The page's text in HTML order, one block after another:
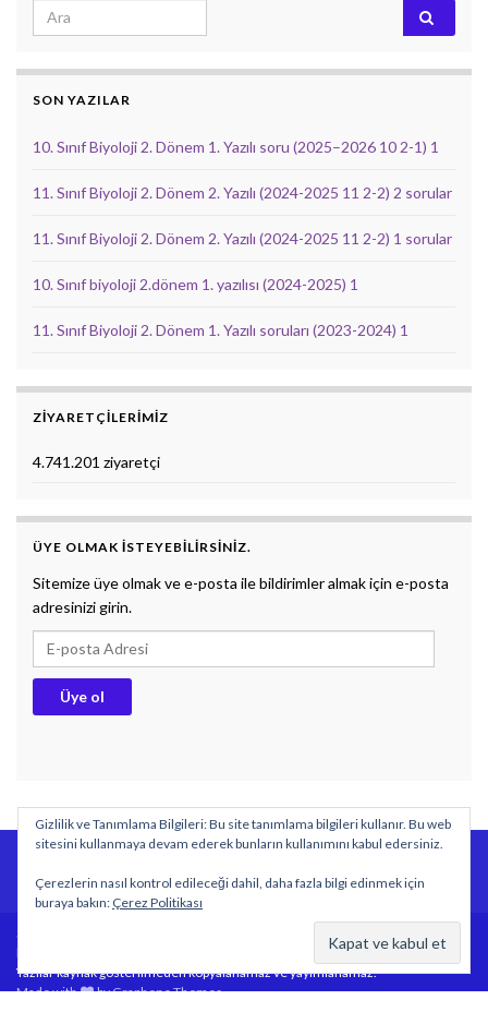
Search for:
SON YAZILAR
10. Sınıf Biyoloji 2. Dönem 1. Yazılı soru (2025–2026 10 2-1) 1
11. Sınıf Biyoloji 2. Dönem 2. Yazılı (2024-2025 11 2-2) 2 sorular
11. Sınıf Biyoloji 2. Dönem 2. Yazılı (2024-2025 11 2-2) 1 sorular
10. Sınıf biyoloji 2.dönem 1. yazılısı (2024-2025) 1
11. Sınıf Biyoloji 2. Dönem 1. Yazılı soruları (2023-2024) 1
ZIYARETÇILERIMIZ
4.741.201 ziyaretçi
ÜYE OLMAK ISTEYEBILIRSINIZ.
Sitemize üye olmak ve e-posta ile bildirimler almak için e-posta
adresinizi girin.
E-posta Adresi
Üye ol
Gizlilik politikası
Sitemizde yayımlanan özgün içeriklerin tüm hakları
https://www.biyolojidersim.com sitesine aittir.
Yazılar kaynak gösterilmeden kopyalanamaz ve yayımlanamaz.
Made with
byGraphene Themes.
Gizlilik ve Tanımlama Bilgileri: Bu site tanımlama bilgileri kullanır. Bu web
sitesini kullanmaya devam ederek bunların kullanımını kabul edersiniz.
Çerezlerin nasıl kontrol edileceği dahil, daha fazla bilgi edinmek için
buraya bakın: Çerez Politikası